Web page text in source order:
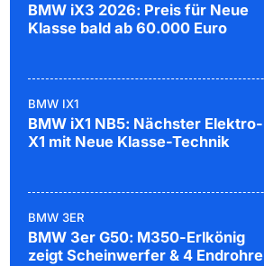
BMW iX3 2026: Preis für Neue
Klasse bald ab 60.000 Euro
BMW IX1
BMW iX1 NB5: Nächster Elektro-
X1 mit Neue Klasse-Technik
BMW 3ER
BMW 3er G50: M350-Erlkönig
zeigt Scheinwerfer & 4 Endrohre